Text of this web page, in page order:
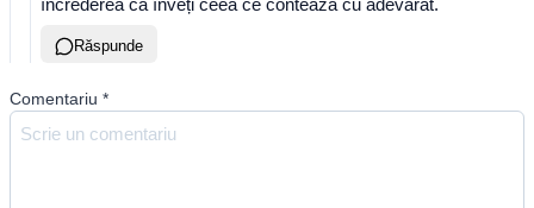
încrederea că înveți ceea ce contează cu adevărat.
Răspunde
Comentariu *